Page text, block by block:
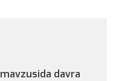
davra